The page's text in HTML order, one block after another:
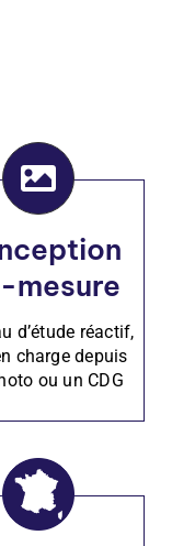
mesure
d’étude réactif,
charge depuis
ou un CDG